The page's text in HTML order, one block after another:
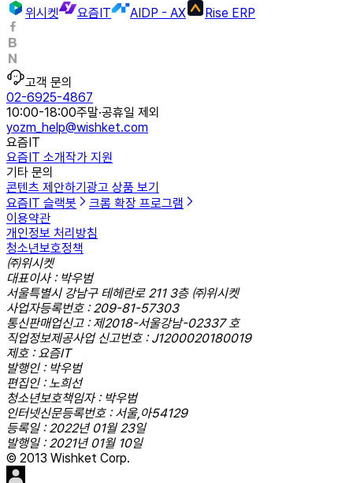
위시켓
요즘IT AIDP - AX Rise ERP
고객 문의
02-6925-4867
10:00-18:00주말·공휴일 제외
yozm_help@wishket.com
요즘IT
요즘IT 소개작가 지원
기타 문의
콘텐츠 제안하기 광고 상품 보기
요즘IT 슬랙봇
크롬 확장 프로그램
이용약관
개인정보 처리방침
청소년보호정책
㈜위시켓
대표이사 : 박우범
서울특별시 강남구 테헤란로 211 3층 ㈜위시켓
사업자등록번호 : 209-81-57303
통신판매업신고 : 제2018-서울강남-02337 호
직업정보제공사업 신고번호 : J1200020180019
제호 : 요즘IT
발행인 : 박우범
편집인 : 노희선
청소년보호책임자 : 박우범
인터넷신문등록번호 : 서울,아54129
등록일 : 2022년 01월 23일
발행일 : 2021년 01월 10일
© 2013 Wishket Corp.